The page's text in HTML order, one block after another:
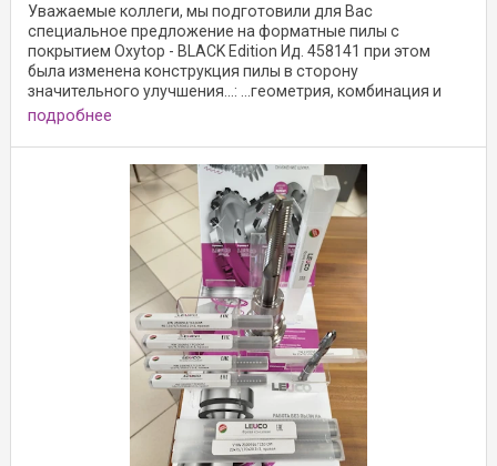
Уважаемые коллеги, мы подготовили для Вас
специальное предложение на форматные пилы с
покрытием Oxytop - BLACK Edition Ид. 458141 при этом
была изменена конструкция пилы в сторону
значительного улучшения…: …геометрия, комбинация и
увеличенные
подробнее